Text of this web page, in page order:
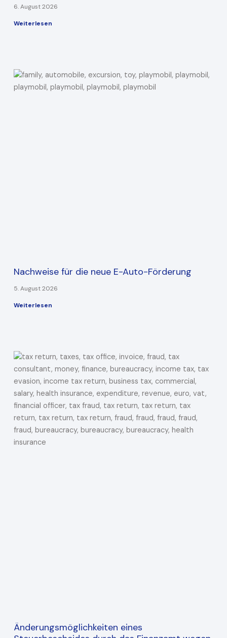
6. August 2026
Weiterlesen
Nachweise für die neue E-Auto-Förderung
5. August 2026
Weiterlesen
Änderungsmöglichkeiten eines